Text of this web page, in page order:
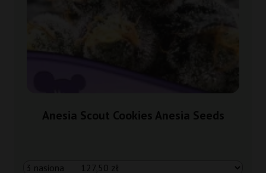
Anesia Scout Cookies Anesia Seeds